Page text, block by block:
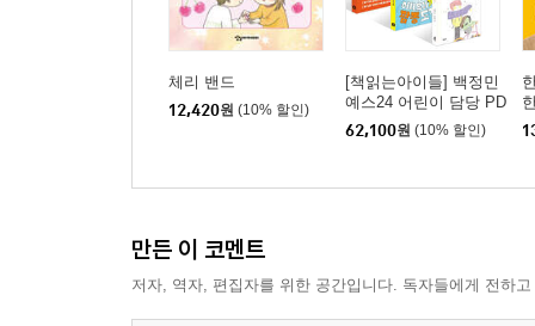
체리 밴드
12,420원 (10% 할인)
[책읽는아이들] 백정민
예스24 어린이 담당 PD
추천 초등 3~4학년 세
62,100원 (10% 할인)
만든 이 코멘트
저자, 역자, 편집자를 위한 공간입니다. 독자들에게 전하